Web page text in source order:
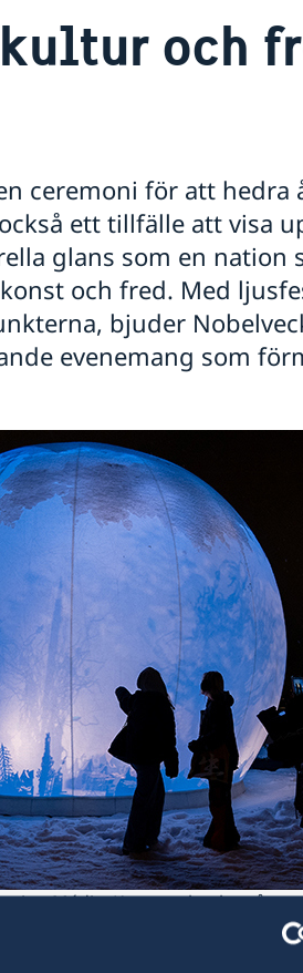
och
ceremoni för att hedra
ett tillfälle att visa
glans som en nation
och fred. Med
bjuder
evenemang som
Média. Konstverket består
Jon Fosses författarskap. Foto: